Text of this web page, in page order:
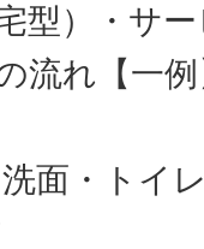
型）・サ
流れ【一
面・トイ